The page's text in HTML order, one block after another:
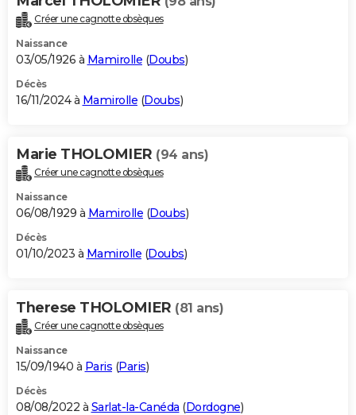
VOYAGE
Destinations
City break
Voyage nature
Voyage de noces
Forum
Climat
+PHOTO
GUIDES D'ACHAT
BONS PLANS
Carte de Noël
Carte Bonne année
Carte Saint-Valentin
Carte Pâques
Carte d'anniversaire
DICTIONNAIRE
Dictionnaire
Biographies
Citations
Expressions
Proverbes
PROGRAMME TV
S'inscrire
Se connecter
Lycées
Collèges
Primaires
Universités
Entreprises
Service militaire
Avis de recherche
AVIS DE DÉCÈS
Bricolage
Lifestyle
Culture
Sport
Auto
Television
Voyage
Cinema
Créer une cagnotte obsèques
Naissance
03/05/1926 à Mamirolle (Doubs)
Décès
16/11/2024 à Mamirolle (Doubs)
Marie THOLOMIER (94 ans)
Créer une cagnotte obsèques
Naissance
06/08/1929 à Mamirolle (Doubs)
Décès
01/10/2023 à Mamirolle (Doubs)
Therese THOLOMIER (81 ans)
Créer une cagnotte obsèques
Naissance
15/09/1940 à Paris (Paris)
Décès
08/08/2022 à Sarlat-la-Canéda (Dordogne)